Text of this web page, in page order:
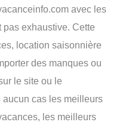
avec les
pas exhaustive. Cette
location saisonnière
des manques ou
le site ou le
cas les meilleurs
les meilleurs